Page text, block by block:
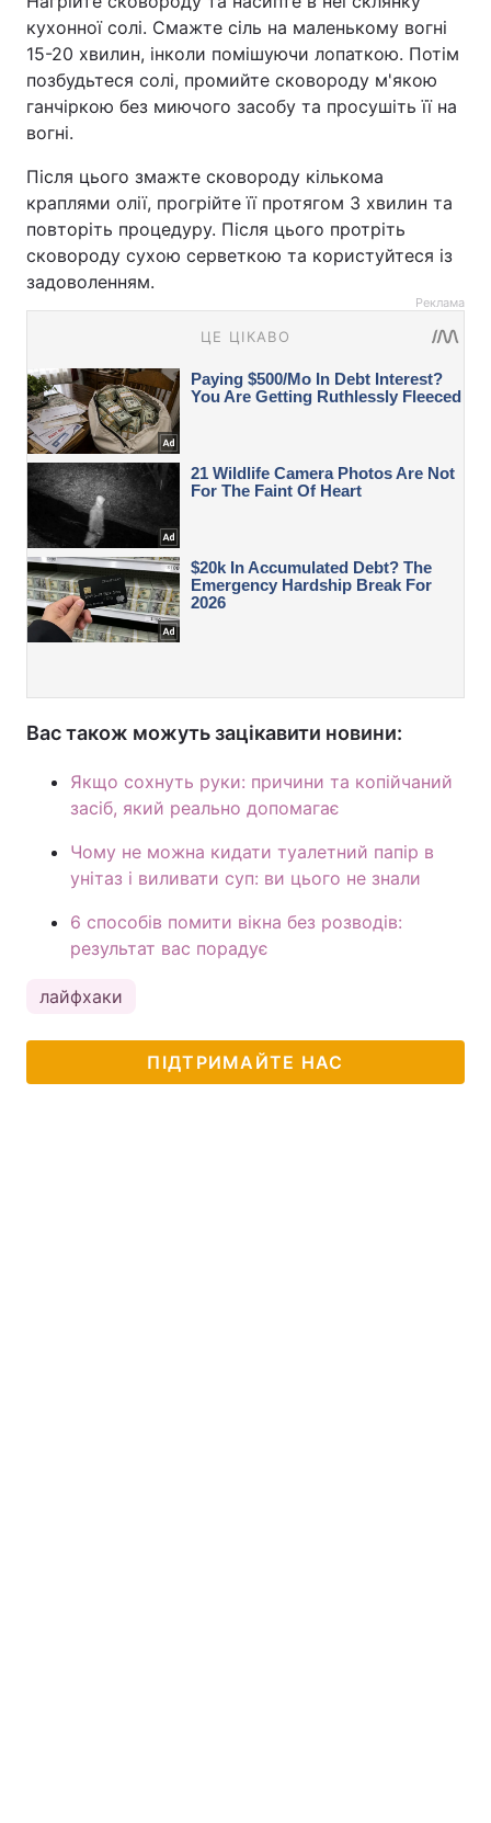
кухонної солі. Смажте сіль на маленькому вогні
15-20 хвилин, інколи помішуючи лопаткою. Потім
позбудьтеся солі, промийте сковороду м'якою
ганчіркою без миючого засобу та просушіть її на
вогні.
Після цього змажте сковороду кількома
краплями олії, прогрійте її протягом 3 хвилин та
повторіть процедуру. Після цього протріть
сковороду сухою серветкою та користуйтеся із
задоволенням.
Реклама
Вас також можуть зацікавити новини:
Якщо сохнуть руки: причини та копійчаний
засіб, який реально допомагає
Чому не можна кидати туалетний папір в
унітаз і виливати суп: ви цього не знали
6 способів помити вікна без розводів:
результат вас порадує
лайфхаки
ПІДТРИМАЙТЕ НАС